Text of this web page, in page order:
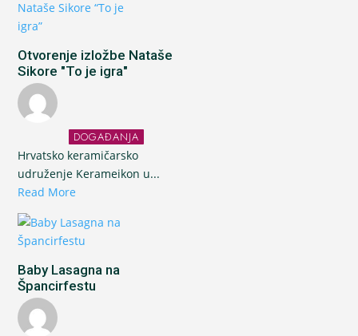
Otvorenje izložbe Nataše
Sikore "To je igra"
DOGAĐANJA
Hrvatsko keramičarsko
udruženje Kerameikon u...
Read More
Baby Lasagna na
Špancirfestu